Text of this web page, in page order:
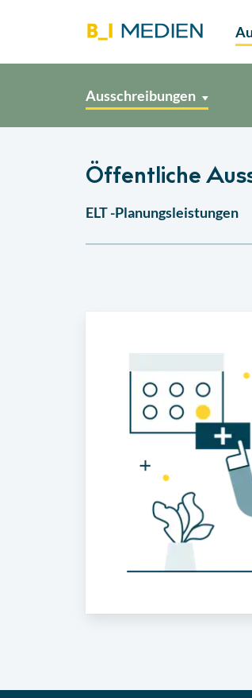
Ausschreibungen
Öffentliche
ELT -Planungsleistungen